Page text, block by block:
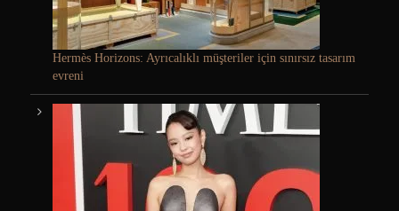
Hermès Horizons: Ayrıcalıklı müşteriler için sınırsız tasarım
evreni